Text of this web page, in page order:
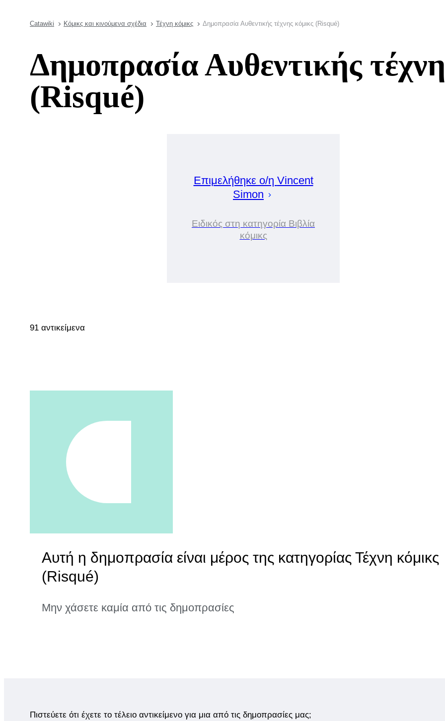
Catawiki Κόμικς και κινούμενα σχέδια Τέχνη κόμικς Δημοπρασία Αυθεντικής τέχνης κόμικς (Risqué)
Δημοπρασία Αυθεντικής
(Risqué)
Επιμελήθηκε ο/η Vincent
Simon
Ειδικός στη κατηγορία Βιβλία
κόμικς
91 αντικείμενα
Αυτή η δημοπρασία είναι μέρος της κατηγορίας Τέχνη κόμικς
(Risqué)
Μην χάσετε καμία από τις δημοπρασίες
Πιστεύετε ότι έχετε το τέλειο αντικείμενο για μια από τις δημοπρασίες μας;